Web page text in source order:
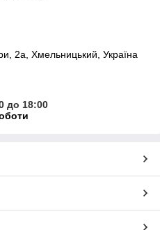
2a, Хмельницький, Україна
до 18:00